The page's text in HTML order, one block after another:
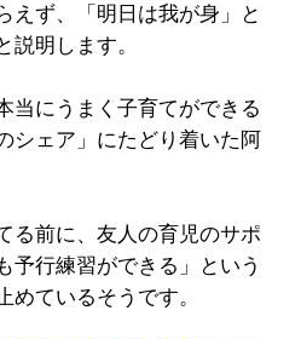
えず、「明日は我が身」と
説明します。
にうまく子育てができる
シェア」にたどり着いた阿
る前に、友人の育児のサポ
予行練習ができる」という
めているそうです。